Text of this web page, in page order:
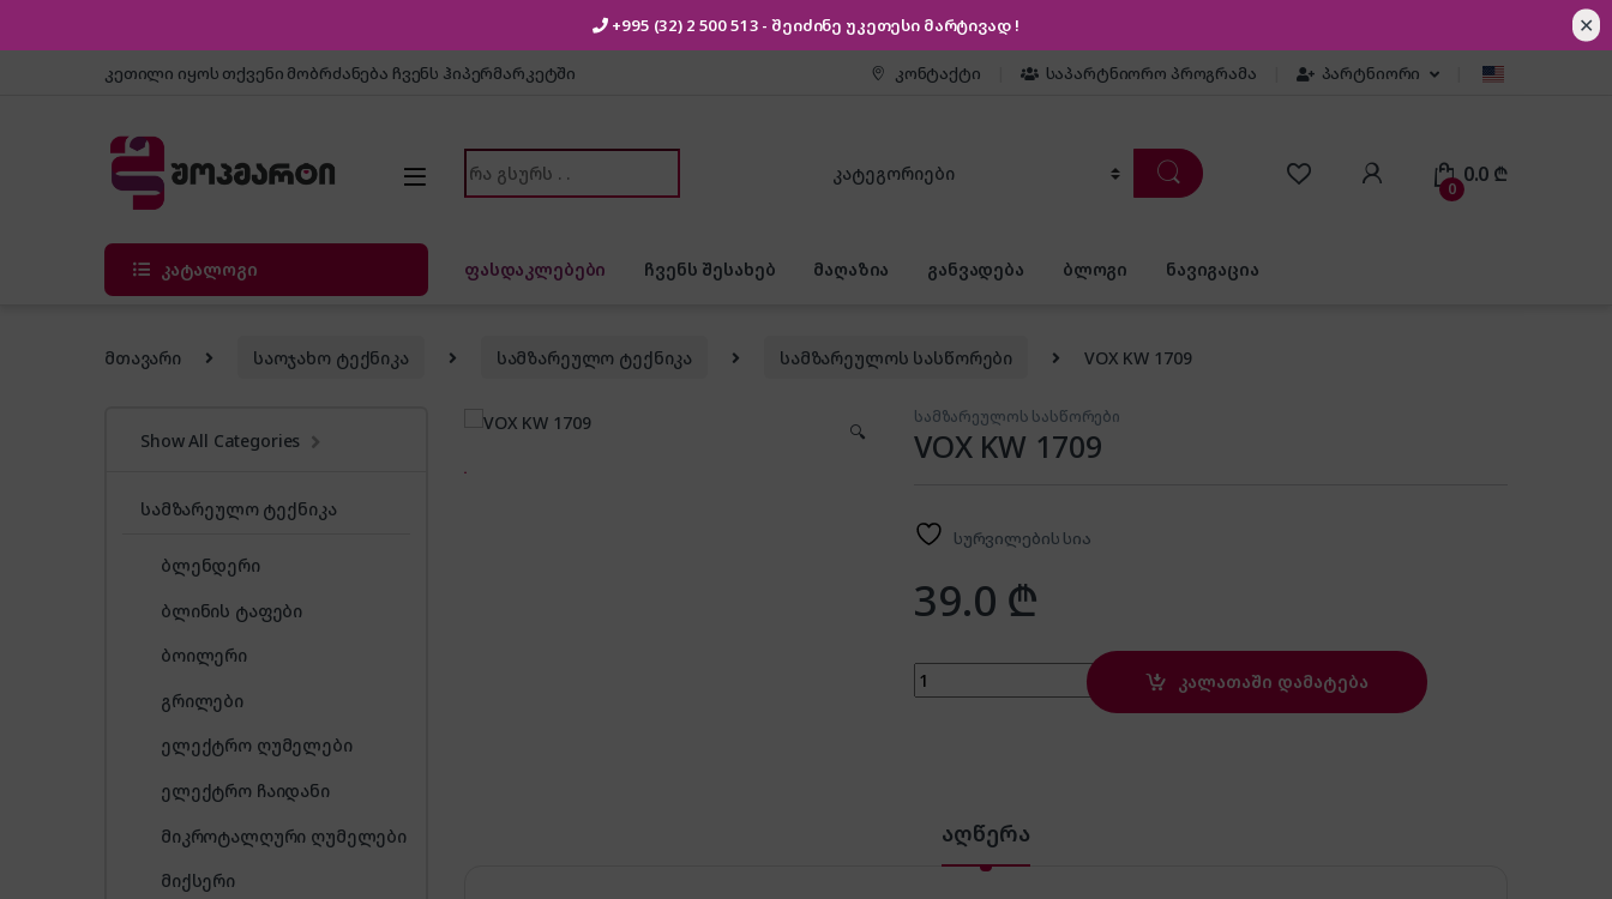
+995 (32) 2 500 513 - შეიძინე უკეთესი მარტივად ! ✕
კეთილი იყოს თქვენი მობრძანება ჩვენს ჰიპერმარკეტში კონტაქტი საპარტნიორო პროგრამა პარტნიორი
Search for:
0
0.0 ₾
კატალოგი ფასდაკლებები ჩვენს შესახებ მაღაზია განვადება ბლოგი ნავიგაცია
მთავარი საოჯახო ტექნიკა სამზარეულო ტექნიკა სამზარეულოს სასწორები VOX KW 1709
🔍
სამზარეულოს სასწორები
VOX KW 1709
სურვილების სია
39.0 ₾
VOX KW 1709 quantity კალათაში დამატება
აღწერა
Show All Categories
სამზარეულო ტექნიკა
ბლენდერი
ბლინის ტაფები
ბოილერი
გრილები
ელექტრო ღუმელები
ელექტრო ჩაიდანი
მიკროტალღური ღუმელები
მიქსერი